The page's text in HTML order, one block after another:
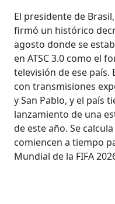
El presidente de
firmó un histórico
agosto donde se
en ATSC 3.0 como el
televisión de ese país.
con transmisiones
y San Pablo, y el país
lanzamiento de una
de este año. Se
comiencen a tiempo
Mundial de la FIFA